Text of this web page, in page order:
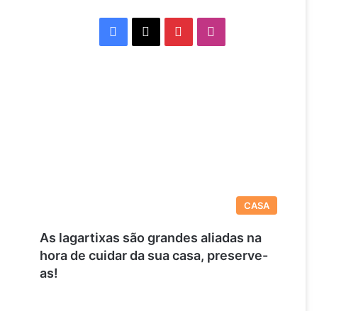
Facebook Pinterest
CASA
As lagartixas são grandes aliadas na
hora de cuidar da sua casa, preserve-
as!